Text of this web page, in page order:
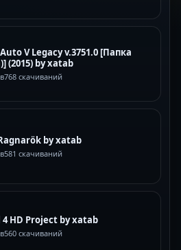
V Legacy v.3751.0 [Папка
(2015) by xatab
768 скачиваний
by xatab
581 скачиваний
4 HD Project by xatab
560 скачиваний